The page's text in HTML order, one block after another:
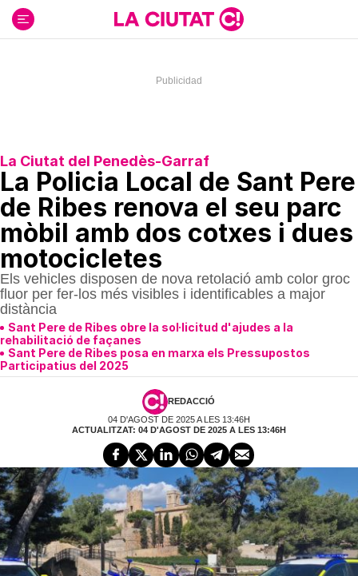
contenido
La Ciutat del Penedès-Garraf
La Policia Local de Sant Pere
de Ribes renova el seu parc
mòbil amb dos cotxes i dues
motocicletes
Els vehicles disposen de nova retolació amb color groc
fluor per fer-los més visibles i identificables a major
distància
Sant Pere de Ribes obre la sol·licitud d'ajudes a la
rehabilitació de façanes
Sant Pere de Ribes posa en marxa els Pressupostos
Participatius del 2025
REDACCIÓ
04 D'AGOST DE 2025 A LES 13:46H
ACTUALITZAT: 04 D'AGOST DE 2025 A LES 13:46H